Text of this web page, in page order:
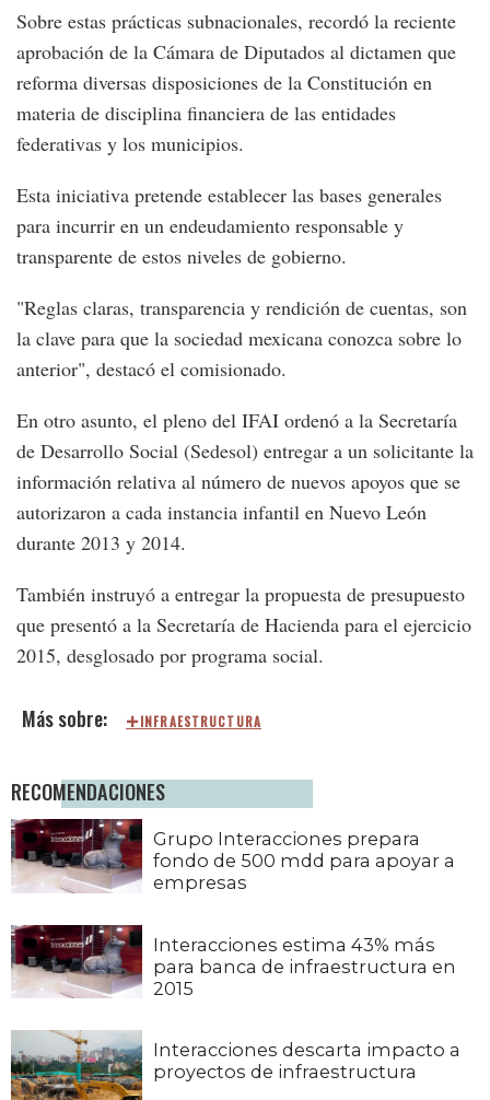
Sobre estas prácticas subnacionales, recordó la reciente
aprobación de la Cámara de Diputados al dictamen que
reforma diversas disposiciones de la Constitución en
materia de disciplina financiera de las entidades
federativas y los municipios.
Esta iniciativa pretende establecer las bases generales
para incurrir en un endeudamiento responsable y
transparente de estos niveles de gobierno.
"Reglas claras, transparencia y rendición de cuentas, son
la clave para que la sociedad mexicana conozca sobre lo
anterior", destacó el comisionado.
En otro asunto, el pleno del IFAI ordenó a la Secretaría
de Desarrollo Social (Sedesol) entregar a un solicitante la
información relativa al número de nuevos apoyos que se
autorizaron a cada instancia infantil en Nuevo León
durante 2013 y 2014.
También instruyó a entregar la propuesta de presupuesto
que presentó a la Secretaría de Hacienda para el ejercicio
2015, desglosado por programa social.
INFRAESTRUCTURA
RECOMENDACIONES
Grupo Interacciones prepara
fondo de 500 mdd para apoyar a
empresas
Interacciones estima 43% más
para banca de infraestructura en
2015
Interacciones descarta impacto a
proyectos de infraestructura